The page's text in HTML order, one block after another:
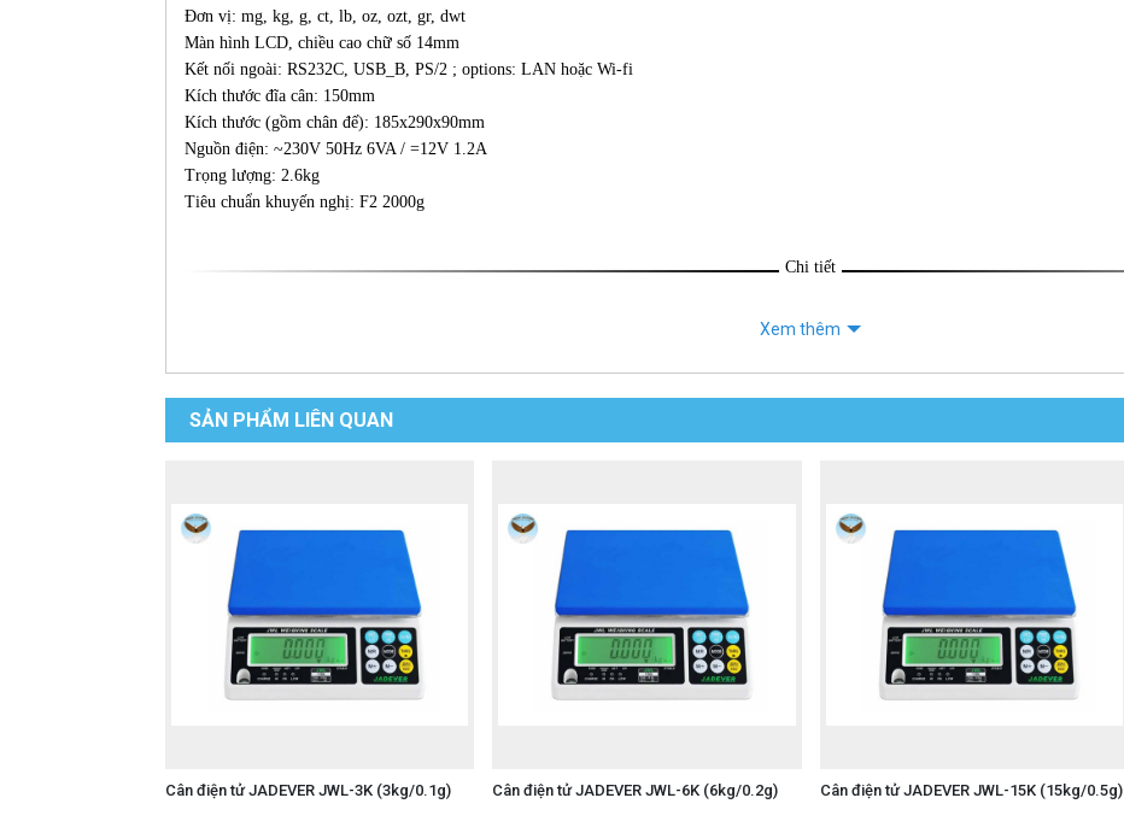
Đơn vị: mg, kg, g, ct, lb, oz, ozt, gr, dwt
Màn hình LCD, chiều cao chữ số 14mm
Kết nối ngoài: RS232C, USB_B, PS/2 ; options: LAN hoặc Wi-fi
Kích thước đĩa cân: 150mm
Kích thước (gồm chân đế): 185x290x90mm
Nguồn điện: ~230V 50Hz 6VA / =12V 1.2A
Trọng lượng: 2.6kg
Tiêu chuẩn khuyến nghị: F2 2000g
Chi tiết
Xem thêm
SẢN PHẨM LIÊN QUAN
Cân điện tử JADEVER JWL-3K (3kg/0.1g) Cân điện tử JADEVER JWL-6K (6kg/0.2g) Cân điện tử JADEVER JWL-15K (15kg/0.5g)